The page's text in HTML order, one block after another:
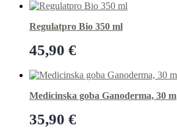
Regulatpro Bio 350 ml
45,90 €
Medicinska goba Ganoderma, 30 m
35,90 €